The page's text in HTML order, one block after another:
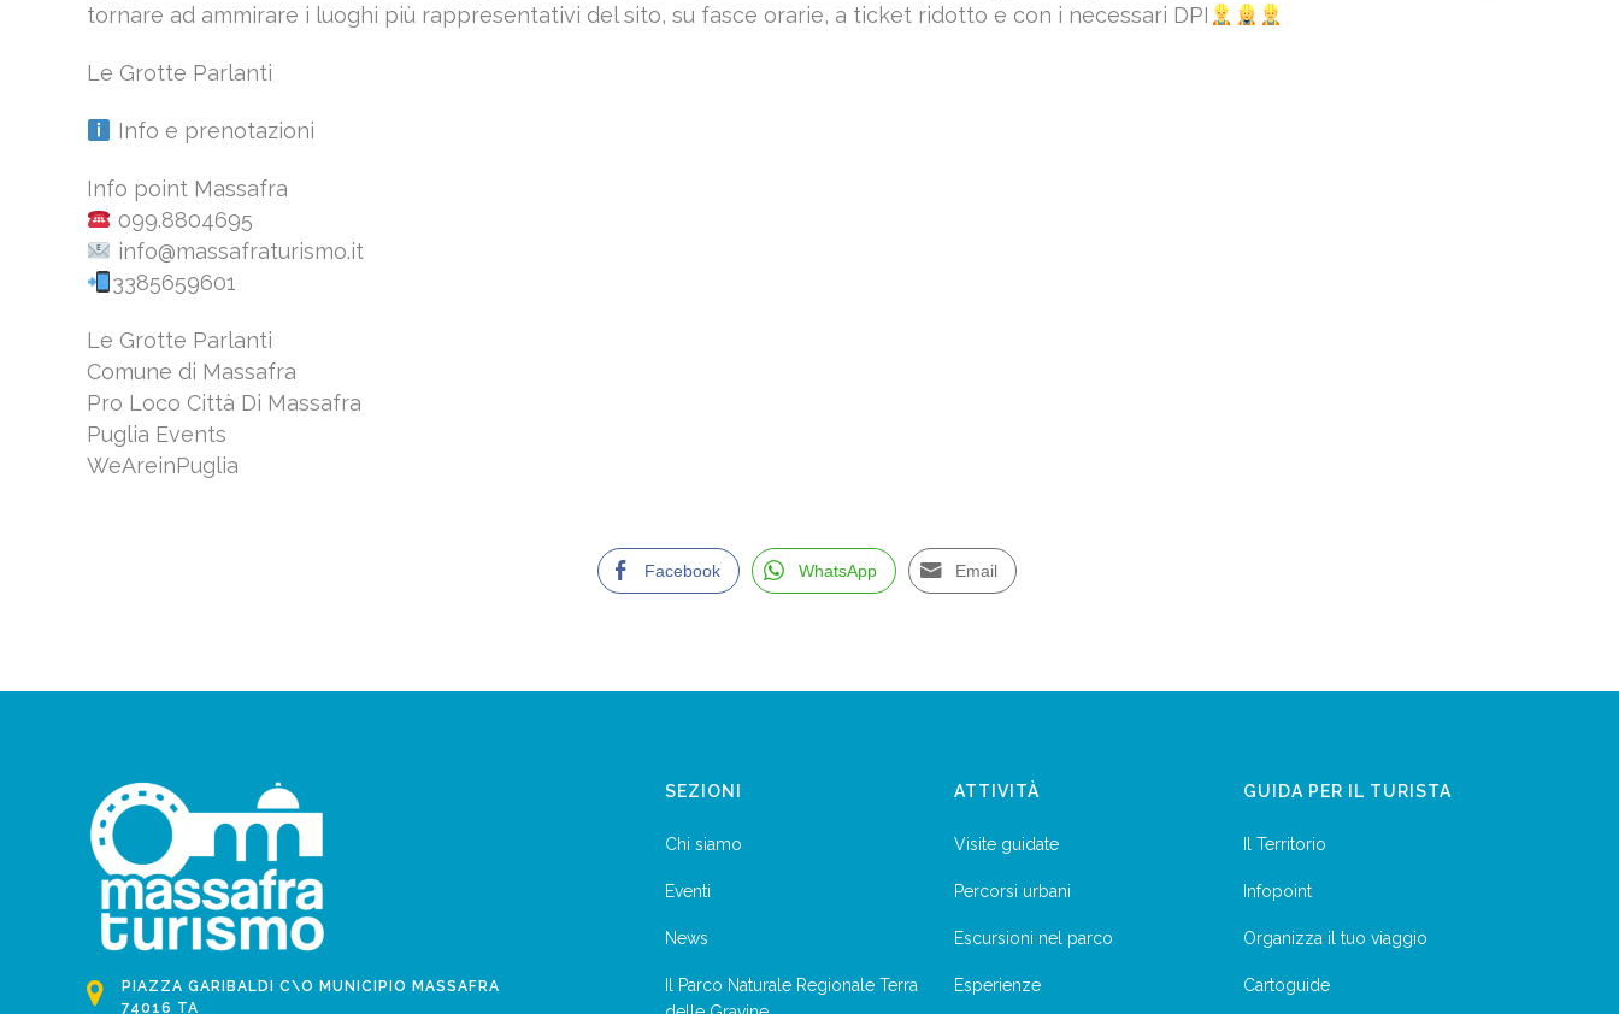
tornare ad ammirare i luoghi più rappresentativi del sito, su fasce orarie, a ticket ridotto e con i necessari DPI
Le Grotte Parlanti
Info e prenotazioni
Info point Massafra
099.8804695
info@massafraturismo.it
3385659601
Le Grotte Parlanti
Comune di Massafra
Pro Loco Città Di Massafra
Puglia Events
WeAreinPuglia
Facebook WhatsApp Email
PIAZZA GARIBALDI C\O MUNICIPIO MASSAFRA
74016 TA
SEZIONI
Chi siamo
Eventi
News
Il Parco Naturale Regionale Terra
ATTIVITÀ
Visite guidate
Percorsi urbani
Escursioni nel parco
Esperienze
GUIDA PER IL TURISTA
Il Territorio
Infopoint
Organizza il tuo viaggio
Cartoguide